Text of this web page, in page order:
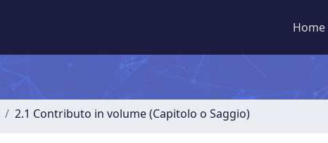
Home
2.1 Contributo in volume (Capitolo o Saggio)